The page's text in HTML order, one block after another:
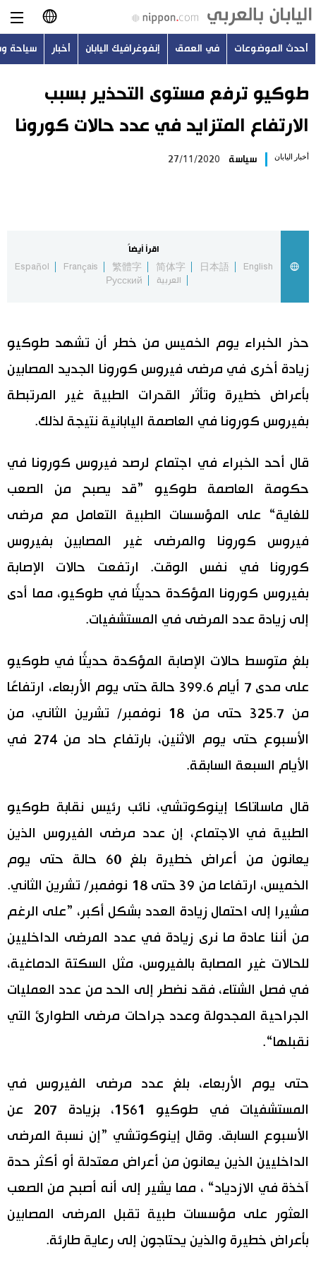
日本語
English
简体字
Русский
أحدث الموضوعات
اليابان في فيديو
مانغا وأنيمي
علوم وتكنولوجيا
الأقسام
أشخاص
تجارب وآراء
سياسة
اقتصاد
ثقافة
إعلان
الأكثر تفاعلا
اللغة اليابانية
هو وهي
المطبخ الياباني
تواصل معنا
أحدث الموضوعات في العمق إنفوغرافيك اليابان أخبار سياحة
طوكيو ترفع مستوى التحذير بسبب
الارتفاع المتزايد في عدد حالات كورونا
أخبار اليابان سياسة 27/11/2020
اقرأ أيضاً
English
日本語
简体字
繁體字
Français
Español
العربية
Русский
حذر الخبراء يوم الخميس من خطر أن تشهد طوكيو
زيادة أخرى في مرضى فيروس كورونا الجديد المصابين
بأعراض خطيرة وتأثر القدرات الطبية غير المرتبطة
بفيروس كورونا في العاصمة اليابانية نتيجة لذلك.
قال أحد الخبراء في اجتماع لرصد فيروس كورونا في
حكومة العاصمة طوكيو ”قد يصبح من الصعب
للغاية“ على المؤسسات الطبية التعامل مع مرضى
فيروس كورونا والمرضى غير المصابين بفيروس
كورونا في نفس الوقت. ارتفعت حالات الإصابة
بفيروس كورونا المؤكدة حديثًا في طوكيو، مما أدى
إلى زيادة عدد المرضى في المستشفيات.
بلغ متوسط ​​حالات الإصابة المؤكدة حديثًا في طوكيو
على مدى 7 أيام 399.6 حالة حتى يوم الأربعاء، ارتفاعًا
من 325.7 حتى من 18 نوفمبر/ تشرين الثاني، من
الأسبوع حتى يوم الاثنين، بارتفاع حاد من 274 في
الأيام السبعة السابقة.
قال ماساتاكا إينوكوتشي، نائب رئيس نقابة طوكيو
الطبية في الاجتماع، إن عدد مرضى الفيروس الذين
يعانون من أعراض خطيرة بلغ 60 حالة حتى يوم
الخميس، ارتفاعا من 39 حتى 18 نوفمبر/ تشرين الثاني.
مشيرا إلى احتمال زيادة العدد بشكل أكبر، ”على الرغم
من أننا عادة ما نرى زيادة في عدد المرضى الداخليين
للحالات غير المصابة بالفيروس، مثل السكتة الدماغية،
في فصل الشتاء، فقد نضطر إلى الحد من عدد العمليات
الجراحية المجدولة وعدد جراحات مرضى الطوارئ التي
نقبلها“.
حتى يوم الأربعاء، بلغ عدد مرضى الفيروس في
المستشفيات في طوكيو 1561، بزيادة 207 عن
الأسبوع السابق. وقال إينوكوتشي ”إن نسبة المرضى
الداخليين الذين يعانون من أعراض معتدلة أو أكثر حدة
آخذة في الازدياد“ ، مما يشير إلى أنه أصبح من الصعب
العثور على مؤسسات طبية تقبل المرضى المصابين
بأعراض خطيرة والذين يحتاجون إلى رعاية طارئة.